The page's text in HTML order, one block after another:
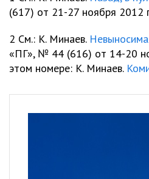
(617) от 21-27 ноября 2012
2 См.: К. Минаев.
«ПГ», № 44 (616) от 14-20
этом номере: К. Минаев.